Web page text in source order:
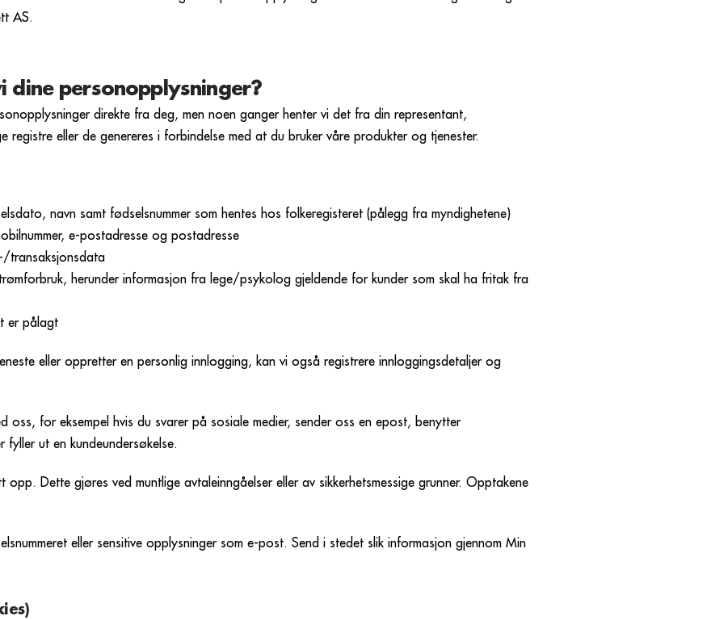
AS.
dine personopplysninger?
direkte fra deg, men noen ganger henter vi det fra din representant,
registre eller de genereres i forbindelse med at du bruker våre produkter og tjenester.
navn samt fødselsnummer som hentes hos folkeregisteret (pålegg fra myndighetene)
e-postadresse og postadresse
transaksjonsdata
herunder informasjon fra lege/psykolog gjeldende for kunder som skal ha fritak fra
er pålagt
eller oppretter en personlig innlogging, kan vi også registrere innloggingsdetaljer og
oss, for eksempel hvis du svarer på sosiale medier, sender oss en epost, benytter
fyller ut en kundeundersøkelse.
opp. Dette gjøres ved muntlige avtaleinngåelser eller av sikkerhetsmessige grunner. Opptakene
eller sensitive opplysninger som e-post. Send i stedet slik informasjon gjennom Min